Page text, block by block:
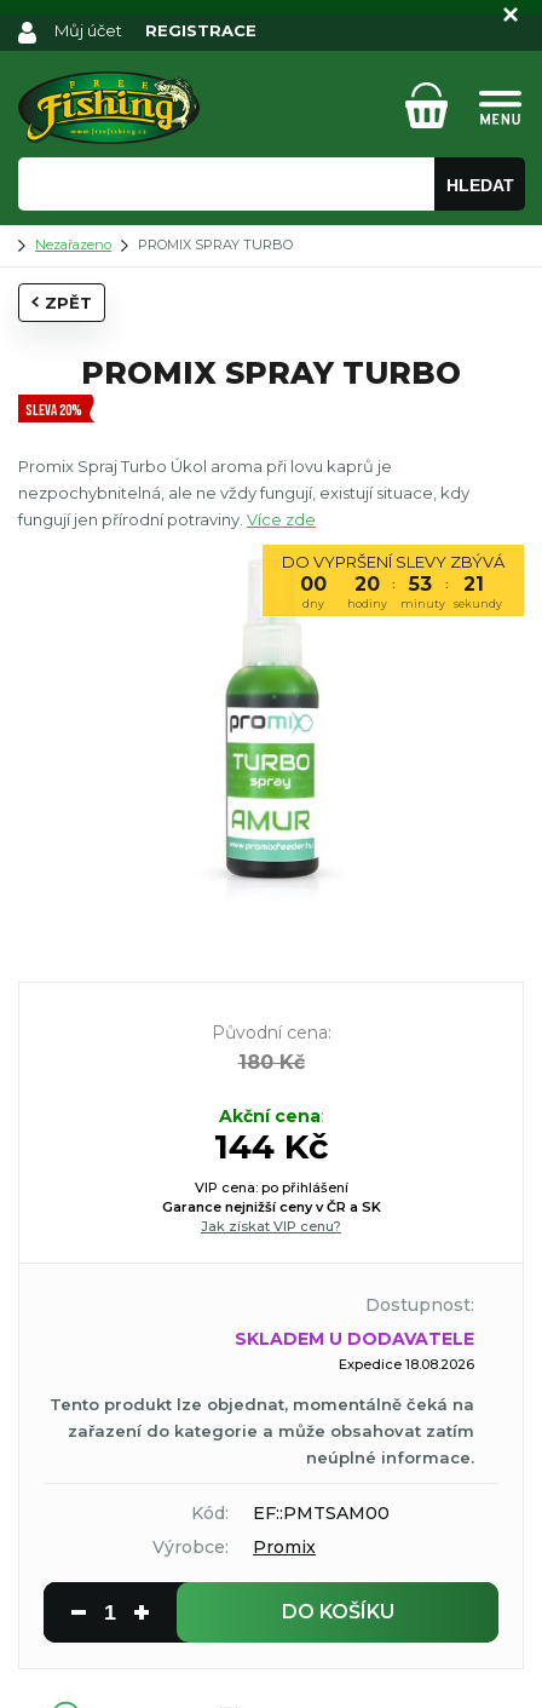
HLEDAT
Můj účet REGISTRACE
Nezařazeno PROMIX SPRAY TURBO
ZPĚT
PROMIX SPRAY TURBO
SLEVA 20%
Promix Spraj Turbo Úkol aroma při lovu kaprů je
nezpochybnitelná, ale ne vždy fungují, existují situace, kdy
fungují jen přírodní potraviny. Více zde
DO VYPRŠENÍ SLEVY ZBÝVÁ
00 20 : 53 : 21
dny hodiny minuty sekundy
Původní cena:
180 Kč
Akční cena:
144 Kč
VIP cena: po přihlášení
Garance nejnižší ceny v ČR a SK
Jak získat VIP cenu?
Dostupnost:
SKLADEM U DODAVATELE
Expedice 18.08.2026
Tento produkt lze objednat, momentálně čeká na
zařazení do kategorie a může obsahovat zatím
neúplné informace.
Kód:
EF::PMTSAM00
Výrobce:
Promix
DO KOŠÍKU